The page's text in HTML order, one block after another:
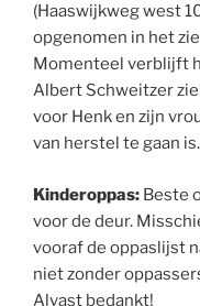
(Haaswijkweg west
opgenomen in het
Momenteel verblijft
Albert Schweitzer
voor Henk en zijn
van herstel te gaan is.
Kinderoppas: Beste
voor de deur.
vooraf de oppaslijst
niet zonder
Alvast bedankt!